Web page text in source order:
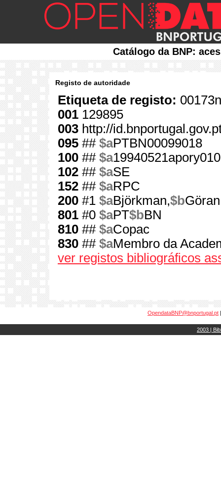
Catálogo da BNP:
Registo de autoridade
Etiqueta de registo:
001 129895
003 http://
095 ## $aPTBN00099018
100 ## $a
102 ## $aSE
152 ## $aRPC
200 #1 $aBjörkman,$b
801 #0 $aPT$bBN
810 ## $aCopac
830 ## $aMembro da
ver registos bibliográficos
OpendataBNP@bnportugal.pt
2003 |